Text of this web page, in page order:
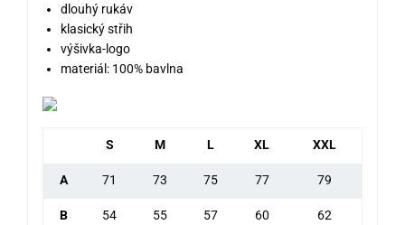
dlouhý rukáv
klasický střih
výšivka-logo
materiál: 100% bavlna
S M L XL XXL
A 71 73 75 77 79
B 54 55 57 60 62